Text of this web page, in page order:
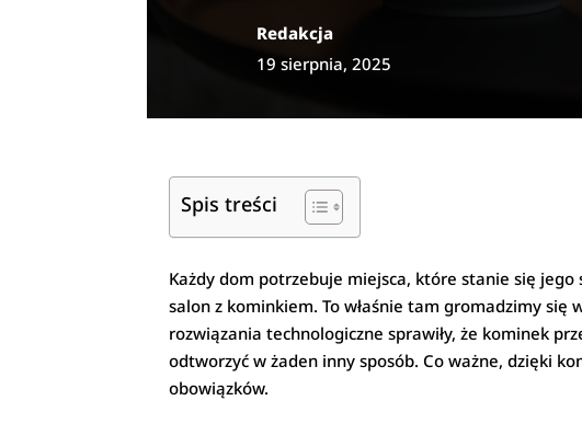
Redakcja
19 sierpnia, 2025
Spis treści
Każdy dom potrzebuje miejsca, które stanie się
salon z kominkiem. To właśnie tam gromadzimy się
rozwiązania technologiczne sprawiły, że kominek
odtworzyć w żaden inny sposób. Co ważne, dzięki
obowiązków.